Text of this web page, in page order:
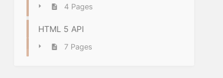
4 Pages
HTML 5 API
7 Pages